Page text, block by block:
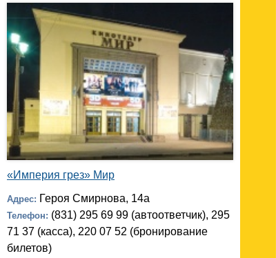
«Империя грез» Мир
Адрес: Героя Смирнова, 14а
Телефон: (831) 295 69 99 (автоответчик), 295
71 37 (касса), 220 07 52 (бронирование
билетов)